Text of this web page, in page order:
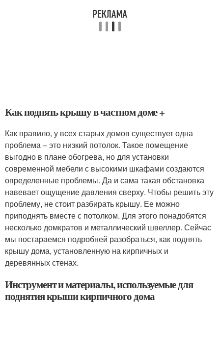
Как поднять крышу в частном доме +
Как правило, у всех старых домов существует одна
проблема – это низкий потолок. Такое помещение
выгодно в плане обогрева, но для установки
современной мебели с высокими шкафами создаются
определенные проблемы. Да и сама такая обстановка
навевает ощущение давления сверху. Чтобы решить эту
проблему, не стоит разбирать крышу. Ее можно
приподнять вместе с потолком. Для этого понадобятся
несколько домкратов и металлический швеллер. Сейчас
мы постараемся подробней разобраться, как поднять
крышу дома, установленную на кирпичных и
деревянных стенах.
Инструмент и материалы, используемые для
поднятия крыши кирпичного дома